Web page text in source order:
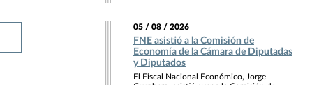
05 / 08 / 2026
FNE asistió a la Comisión de
Economía de la Cámara de Diputadas
y Diputados
El Fiscal Nacional Económico, Jorge